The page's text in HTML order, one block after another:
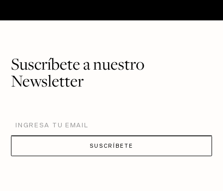
Suscríbete a nuestro
Newsletter